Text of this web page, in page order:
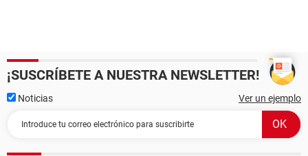
¡SUSCRÍBETE A NUESTRA NEWSLETTER!
Noticias Ver un ejemplo